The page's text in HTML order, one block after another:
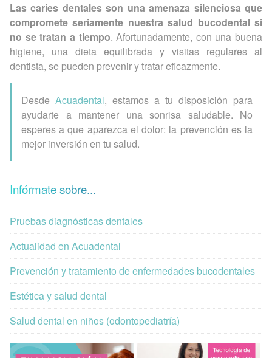
Las caries dentales son una amenaza silenciosa que
compromete seriamente nuestra salud bucodental si
no se tratan a tiempo. Afortunadamente, con una buena
higiene, una dieta equilibrada y visitas regulares al
dentista, se pueden prevenir y tratar eficazmente.
Desde Acuadental, estamos a tu disposición para
ayudarte a mantener una sonrisa saludable. No
esperes a que aparezca el dolor: la prevención es la
mejor inversión en tu salud.
Infórmate sobre...
Pruebas diagnósticas dentales
Actualidad en Acuadental
Prevención y tratamiento de enfermedades bucodentales
Estética y salud dental
Salud dental en niños (odontopediatría)